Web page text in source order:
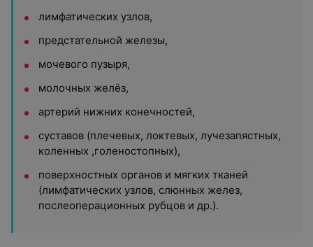
лимфатических узлов,
предстательной железы,
мочевого пузыря,
молочных желёз,
артерий нижних конечностей,
суставов (плечевых, локтевых, лучезапястных,
коленных ,голеностопных),
поверхностных органов и мягких тканей
(лимфатических узлов, слюнных желез,
послеоперационных рубцов и др.).